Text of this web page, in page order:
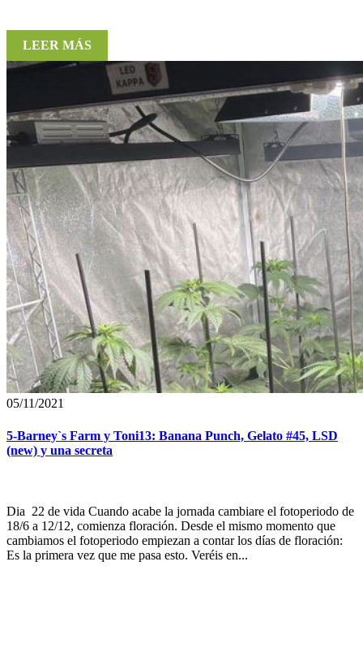
LEER MÁS
05/11/2021
5-Barney`s Farm y Toni13: Banana Punch, Gelato #45, LSD
(new) y una secreta
Dia 22 de vida Cuando acabe la jornada cambiare el fotoperiodo de
18/6 a 12/12, comienza floración. Desde el mismo momento que
cambiamos el fotoperiodo empiezan a contar los días de floración:
Es la primera vez que me pasa esto. Veréis en...